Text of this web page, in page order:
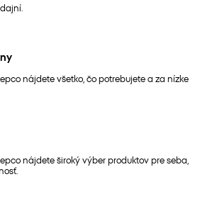
nájdete všetko, čo potrebujete a za nízke
nájdete široký výber produktov pre seba,